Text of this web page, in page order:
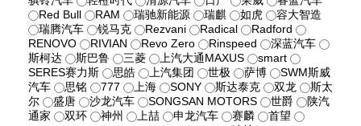
Red Bull
RAM 瑞驰新能源 瑞麒 如虎
容大智造
瑞腾汽车
锐马克 Rezvani Radical
Radford
RENOVO
RIVIAN Revo Zero Rinspeed
深蓝汽车
斯柯达
斯巴鲁 三菱 上汽大通MAXUS
smart
SERES赛力斯
思皓 上汽集团 世极 萨博
SWM斯威
汽车
思铭 777 上海 SONY 斯达泰克 双龙
斯太
尔
盛唐 沙龙汽车 SONGSAN MOTORS 世爵
陕汽
通家
双环 神州 上喆 申龙汽车 赛麟
首望